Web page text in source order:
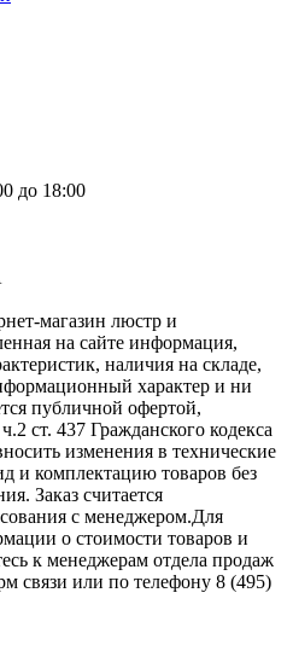
до 18:00
магазин люстр и
на сайте информация,
наличия на складе,
характер и ни
публичной офертой,
ст. 437 Гражданского кодекса
изменения в технические
и комплектацию товаров без
Заказ считается
с менеджером.Для
о стоимости товаров и
к менеджерам отдела продаж
связи или по телефону 8 (495)